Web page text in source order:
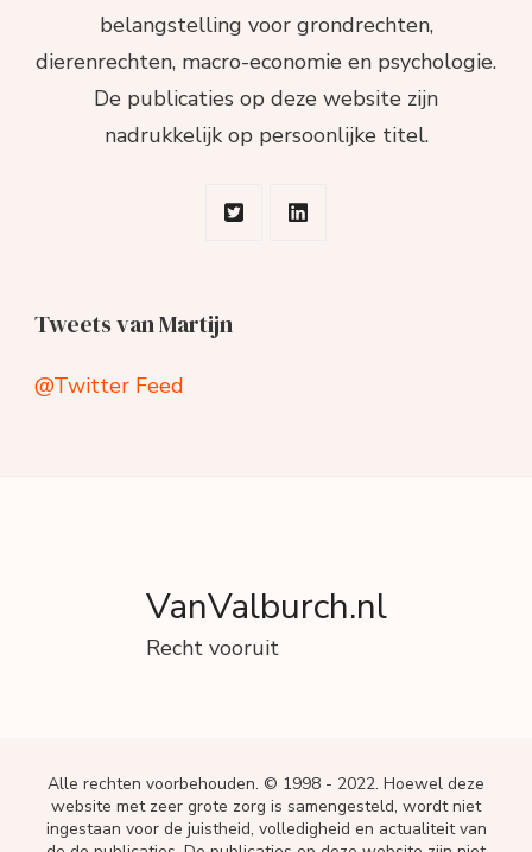
belangstelling voor grondrechten,
dierenrechten, macro-economie en psychologie.
De publicaties op deze website zijn
nadrukkelijk op persoonlijke titel.
Tweets van Martijn
@Twitter Feed
VanValburch.nl
Recht vooruit
Alle rechten voorbehouden. © 1998 - 2022. Hoewel deze
website met zeer grote zorg is samengesteld, wordt niet
ingestaan voor de juistheid, volledigheid en actualiteit van